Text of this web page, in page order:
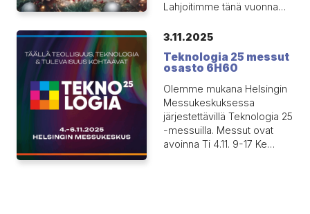
Lahjoitimme tänä vuonna…
3.11.2025
Teknologia 25 messut
osasto 6H60
Olemme mukana Helsingin
Messukeskuksessa
järjestettävillä Teknologia 25
-messuilla. Messut ovat
avoinna Ti 4.11. 9-17 Ke…